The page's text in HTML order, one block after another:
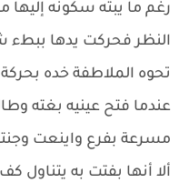
رغم ما يبته سكونه
النظر فحركت يدها
تحوه الملاطفة خده
عندما فتح عينيه بغته
مسرعة بفرع واينعت
ألا أنها بفتت به يتناول